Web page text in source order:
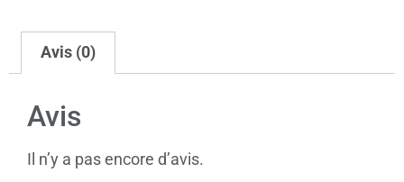
Avis (0)
Avis
Il n’y a pas encore d’avis.